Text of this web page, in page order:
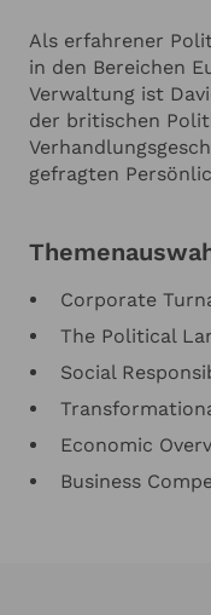
Als erfahrener
in den Bereichen
Verwaltung ist
der britischen
gefragten
Corporate
The Political
Social
Economic
Business